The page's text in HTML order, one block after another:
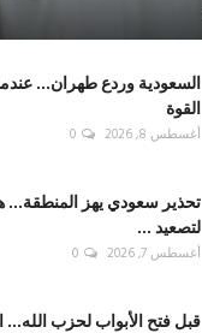
السعودية وردع طهران...
القوة
أغسطس 8, 2026 0
تحذير سعودي يهز المنطقة...
لتصعيد ...
أغسطس 7, 2026 0
قبل فتح الأبواب لحزب